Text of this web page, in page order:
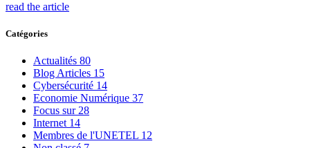
read the article
Catégories
Actualités 80
Blog Articles 15
Cybersécurité 14
Economie Numérique 37
Focus sur 28
Internet 14
Membres de l'UNETEL 12